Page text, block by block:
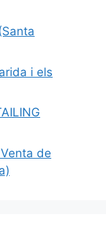
i els
de